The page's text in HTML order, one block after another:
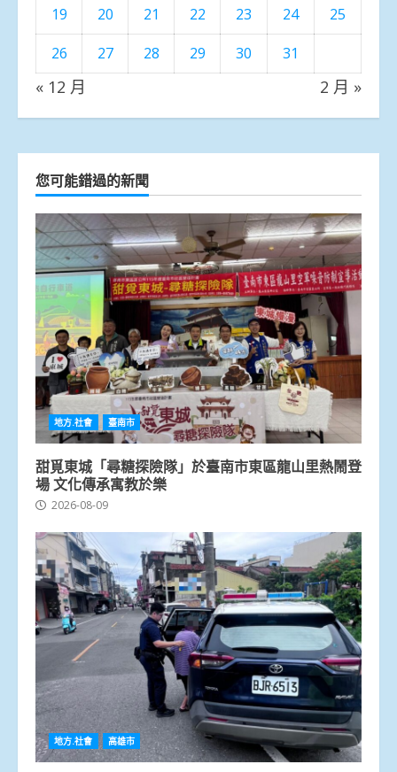
19
20 21 22 23 24
25
26
27 28 29 30 31
« 12 月 2 月 »
您可能錯過的新聞
地方.社會 臺南市
甜覓東城「尋糖探險隊」於臺南市東區龍山里熱鬧登
場 文化傳承寓教於樂
2026-08-09
地方.社會 高雄市